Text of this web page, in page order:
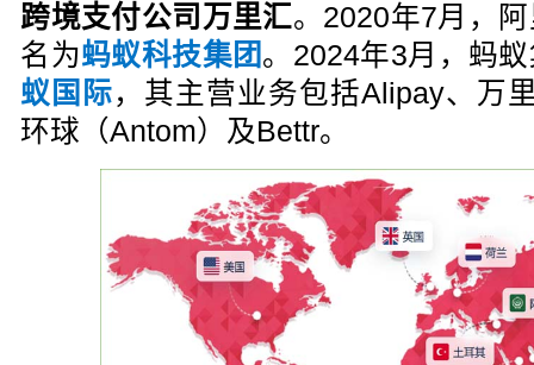
跨境支付公司万里汇。2020年7月，
名为蚂蚁科技集团。2024年3月，蚂
蚁国际，其主营业务包括Alipay、万
环球（Antom）及Bettr。